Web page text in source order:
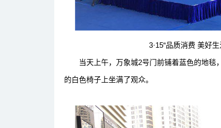
3·15“品质消费 美好生活
当天上午，万象城2号门前铺着蓝色的地毯
的白色椅子上坐满了观众。